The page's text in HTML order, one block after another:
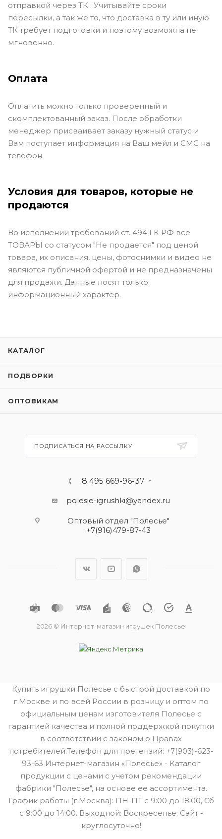
отправкой через ТК . Учитывайте сроки
пересылки, а так же то, что доставка в ту или иную
ТК требует подготовки и поэтому возможна не
мгновенно.
Оплата
Оплатить можно только проверенный и
скомплектованный заказ. После обработки
менеджер присваивает заказу нужный статус и
Вам поступает информация на Ваш мейл и СМС на
телефон.
Условия для товаров, которые не
продаются
Во исполнении требований ст. 494 ГК РФ все
ТОВАРЫ со статусом "Не продается" под ценой
товара, их описания, цены, фотоснимки и видео не
являются публичной офертой и не предназначены
для продажи. Данные носят только
информационный характер.
КАТАЛОГ
ПОДБОРКИ
ОПТОВИКАМ
ПОДПИСАТЬСЯ НА РАССЫЛКУ
8 495 669-96-37
polesie-igrushki@yandex.ru
Оптовый отдел "Полесье"
+7(916)479-87-43
2026 © Интернет-магазин игрушек Полесье
Купить игрушки Полесье с быстрой доставкой по
г.Москве и по всей России в розницу и оптом по
официальным ценам изготовителя Полесье с
гарантией качества и полной поддержкой покупки
в соответствии с законом о Правах
потребителей.Телефон для претензий: +7(903)-623-
93-63 Интернет-магазин «Полесье» - Каталог
продукции с ценами с учетом рекомендации
фабрики "Полесье", на основе ее ассортимента.
График работы (г.Москва): ПН-ПТ с 9:00 до 18:00, Сб
с 9:00 до 14:00. Выходной: Воскресенье. Сайт -
круглосуточно!